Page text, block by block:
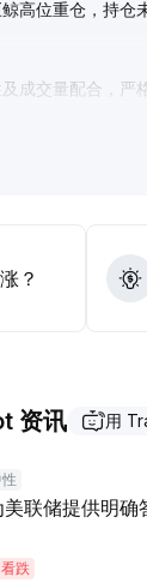
高位重仓，持仓
成交量配合，严
？
资讯 用
联储提供明确
看跌